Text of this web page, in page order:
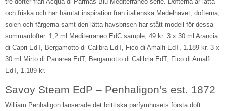
och friska och har hämtat inspiration från italienska Medelhavet; dofterna,
solen och färgerna samt den lätta havsbrisen har stått modell för dessa
sommardofter. 1,2 ml Mediterraneo EdC sample, 49 kr. 3 x 30 ml Arancia
di Capri EdT, Bergamotto di Calibra EdT, Fico di Amalfi EdT, 1.189 kr. 3 x
30 ml Mirto di Panarea EdT, Bergamotto di Calibria EdT, Fico di Amalfi
EdT, 1.189 kr.
Savoy Steam EdP – Penhaligon’s est. 1872
William Penhaligon lanserade det brittiska parfymhusets första doft